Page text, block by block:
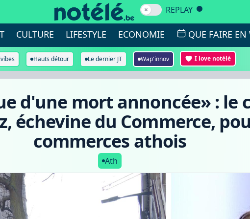
REPLAY
CULTURE LIFESTYLE ECONOMIE QUE FAIRE EN
Hauts détour Le dernier JT Wap'innov I love notélé
d'une mort annoncée» : le
échevine du Commerce,
commerces athois
Ath